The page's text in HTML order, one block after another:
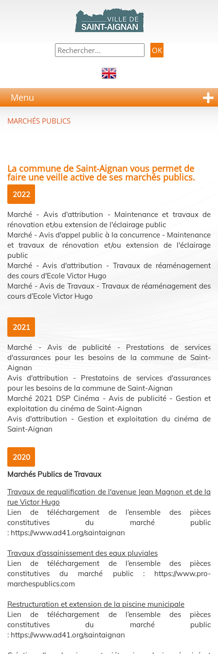
Menu
La commune de Saint-Aignan vous permet de
faire une veille active de ses marchés publics.
2022
Marché - Avis d'attribution - Maintenance et travaux de
rénovation et/ou extension de l'éclairage public
Marché - Avis d'appel public à la concurrence - Maintenance
et travaux de rénovation et/ou extension de l'éclairage
public
Marché - Avis d'attribution - Travaux de réaménagement
des cours d'Ecole Victor Hugo
Marché - Avis de Travaux - Travaux de réaménagement des
cours d’Ecole Victor Hugo
2021
Marché - Avis de publicité - Prestations de services
d'assurances pour les besoins de la commune de Saint-
Aignan
Avis d'attribution - Prestatoins de services d'assurances
pour les besoins de la commune de Saint-Aignan
Marché 2021 DSP Cinéma - Avis de publicité - Gestion et
exploitation du cinéma de Saint-Aignan
Avis d'attribution - Gestion et exploitation du cinéma de
Saint-Aignan
2020
MarchésPublics de Travaux
Travaux de requalification de l'avenue Jean Magnon et de la
rue Victor Hugo
Lien de téléchargement de l’ensemble des pièces
constitutives du marchépublic
: https://www.ad41.org/saintaignan
Travaux d’assainissement des eaux pluviales
Lien de téléchargement de l’ensemble des pièces
constitutives du marché public : https://www.pro-
marchespublics.com
Restructuration et extension de la piscine municipale
Lien de téléchargement de l’ensemble des pièces
constitutives du marchépublic
: https://www.ad41.org/saintaignan
MARCHÉS PUBLICS